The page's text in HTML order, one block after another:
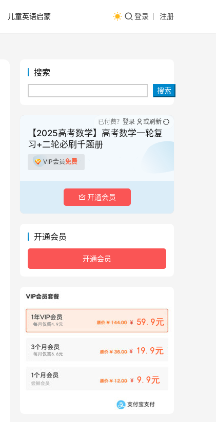
儿童英语启蒙 登录 注册
搜索
搜索
【2025高考数学】高考数学一轮复
习+二轮必刷千题册
VIP会员免费
开通会员
已付费？ 登录 或刷新
开通会员
开通会员